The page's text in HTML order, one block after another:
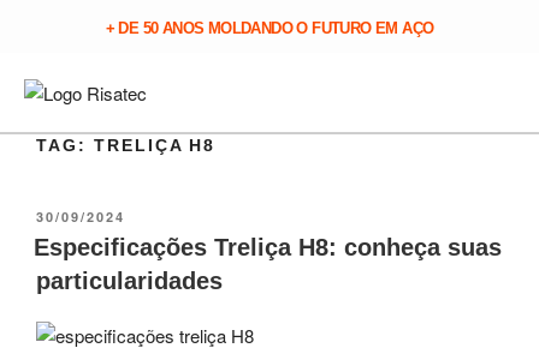
+ DE 50 ANOS MOLDANDO O FUTURO EM AÇO
TAG: TRELIÇA H8
30/09/2024
Especificações Treliça H8: conheça suas
particularidades